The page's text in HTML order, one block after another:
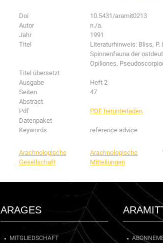
Doi
10.5431/aramit0213
Autor
n./a.
Jahr
1991
Titel
Literaturhinweis: Bliss, P.
Spinnenfauna der
Opiliones,
Titel übersetzt
Ausgabe
Heft 2
Seiten
47
Abstract
Pdf
PDF herunterladen
Datenpaket
Keywords
reference advice
Arachnologische
Gesellschaft
Arachnologische
Mitteilungen
ARAGES
MITGLIEDSCHAFT